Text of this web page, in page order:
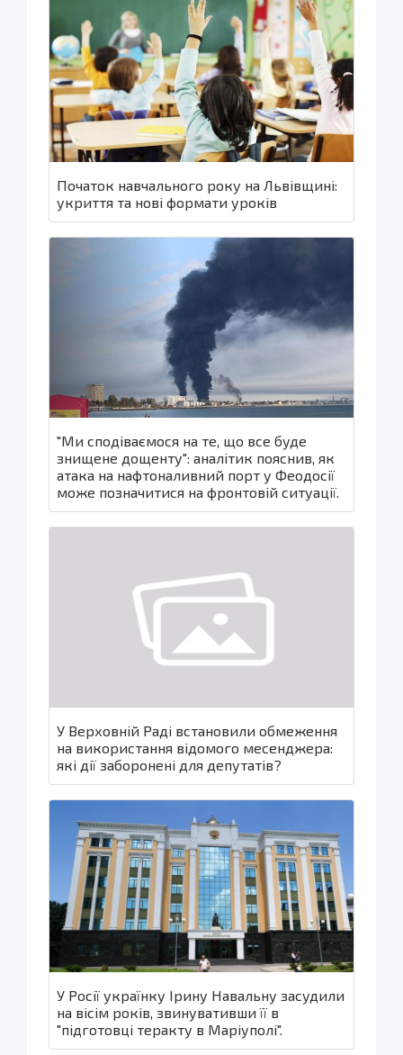
Початок навчального року на Львівщині:
укриття та нові формати уроків
"Ми сподіваємося на те, що все буде
знищене дощенту": аналітик пояснив, як
атака на нафтоналивний порт у Феодосії
може позначитися на фронтовій ситуації.
У Верховній Раді встановили обмеження
на використання відомого месенджера:
які дії заборонені для депутатів?
У Росії українку Ірину Навальну засудили
на вісім років, звинувативши її в
"підготовці теракту в Маріуполі".